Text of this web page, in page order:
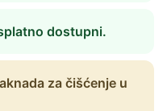
dostupni.
za čišćenje u